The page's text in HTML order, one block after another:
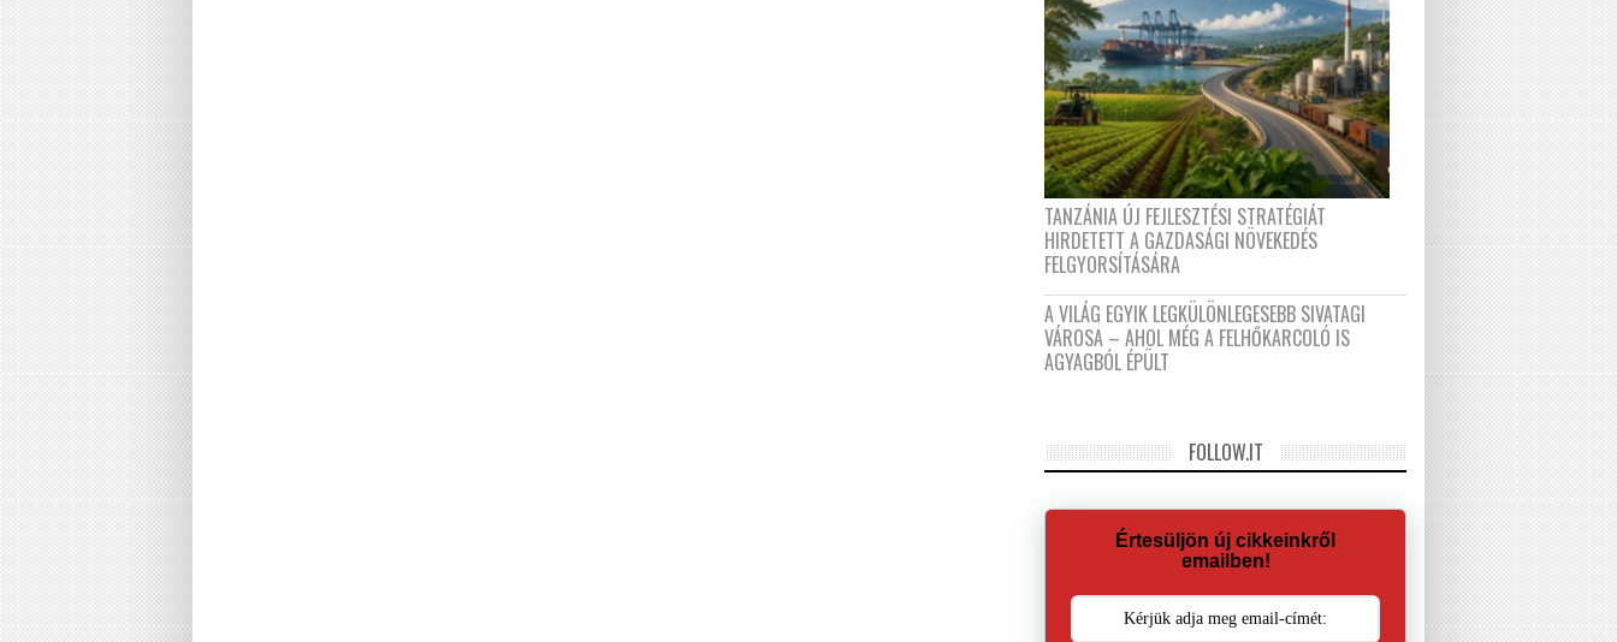
TANZÁNIA ÚJ FEJLESZTÉSI STRATÉGIÁT
HIRDETETT A GAZDASÁGI NÖVEKEDÉS
FELGYORSÍTÁSÁRA
A VILÁG EGYIK LEGKÜLÖNLEGESEBB SIVATAGI
VÁROSA – AHOL MÉG A FELHŐKARCOLÓ IS
AGYAGBÓL ÉPÜLT
FOLLOW.IT
Értesüljön új cikkeinkről
emailben!